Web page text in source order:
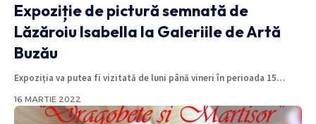
Expoziție de pictură semnată de
Lăzăroiu Isabella la Galeriile de Artă
Buzău
Expoziția va putea fi vizitată de luni până vineri în perioada 15…
16 MARTIE 2022